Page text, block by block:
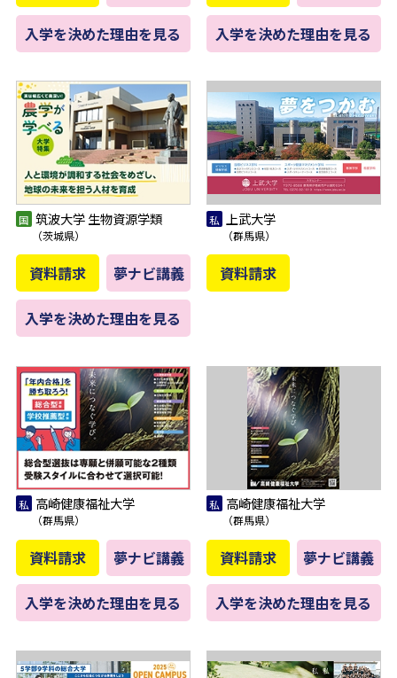
入学を決めた理由を見る 入学を決めた理由を見る
筑波大学 生物資源学類
（茨城県）
資料請求 夢ナビ講義
入学を決めた理由を見る
上武大学
（群馬県）
資料請求
高崎健康福祉大学
（群馬県）
資料請求 夢ナビ講義
入学を決めた理由を見る
高崎健康福祉大学
（群馬県）
資料請求 夢ナビ講義
入学を決めた理由を見る